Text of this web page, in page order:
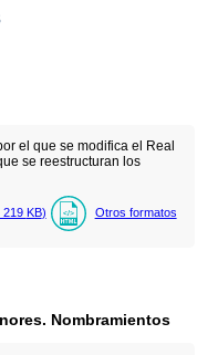
el que se modifica el Real
se reestructuran los
219 KB) Otros formatos
Nombramientos